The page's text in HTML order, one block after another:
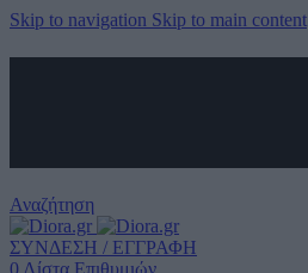
Skip to navigation Skip to main content
Αναζήτηση
ΣΥΝΔΕΣΗ / ΕΓΓΡΑΦΗ
0 Λίστα Επιθυμιών